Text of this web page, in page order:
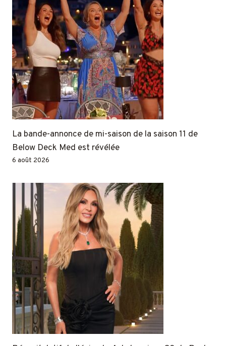
La bande-annonce de mi-saison de la saison 11 de
Below Deck Med est révélée
6 août 2026